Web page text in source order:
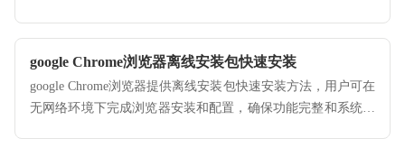
google Chrome浏览器离线安装包快速安装
google Chrome浏览器提供离线安装包快速安装方法，用户可在
无网络环境下完成浏览器安装和配置，确保功能完整和系统稳